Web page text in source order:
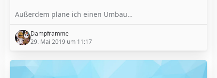
Außerdem plane ich einen Umbau…
Dampframme
29. Mai 2019 um 11:17